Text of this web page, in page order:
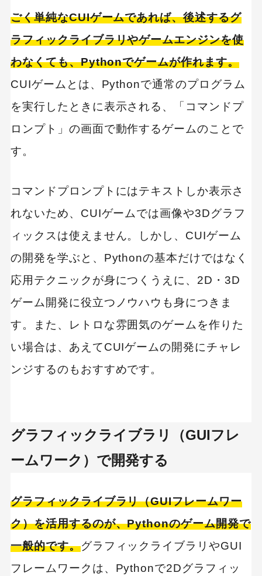
ごく単純なCUIゲームであれば、後述するグ
ラフィックライブラリやゲームエンジンを使
わなくても、Pythonでゲームが作れます。
CUIゲームとは、Pythonで通常のプログラム
を実行したときに表示される、「コマンドプ
ロンプト」の画面で動作するゲームのことで
す。
コマンドプロンプトにはテキストしか表示さ
れないため、CUIゲームでは画像や3Dグラフ
ィックスは使えません。しかし、CUIゲーム
の開発を学ぶと、Pythonの基本だけではなく
応用テクニックが身につくうえに、2D・3D
ゲーム開発に役立つノウハウも身につきま
す。また、レトロな雰囲気のゲームを作りた
い場合は、あえてCUIゲームの開発にチャレ
ンジするのもおすすめです。
グラフィックライブラリ（GUIフレ
ームワーク）で開発する
グラフィックライブラリ（GUIフレームワー
ク）を活用するのが、Pythonのゲーム開発で
一般的です。グラフィックライブラリやGUI
フレームワークは、Pythonで2Dグラフィッ